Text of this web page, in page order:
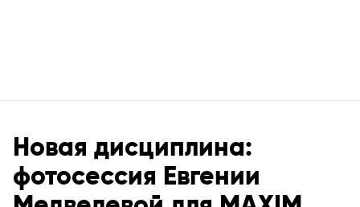
Новая дисциплина:
фотосессия Евгении